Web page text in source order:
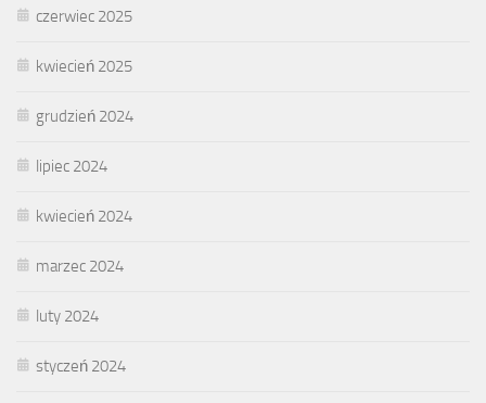
czerwiec 2025
kwiecień 2025
grudzień 2024
lipiec 2024
kwiecień 2024
marzec 2024
luty 2024
styczeń 2024